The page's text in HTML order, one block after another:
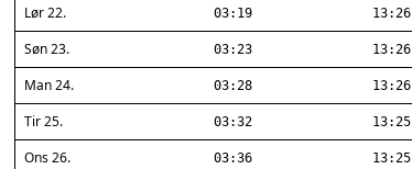
Lør 22. 03:19 13:26
Søn 23. 03:23 13:26
Man 24. 03:28 13:26
Tir 25. 03:32 13:25
Ons 26. 03:36 13:25